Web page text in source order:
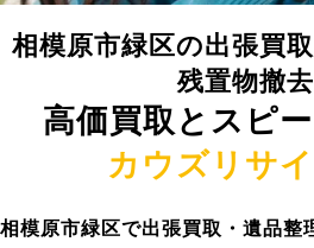
相模原市緑区の出張買
残置物撤去
高価買取とスピ
カウズリサ
相模原市緑区で出張買取・遺品整